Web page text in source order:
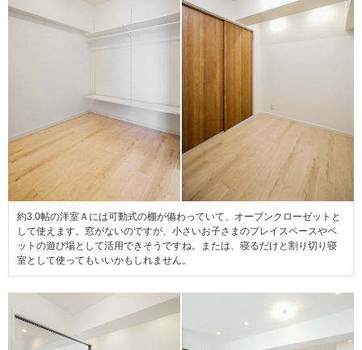
約3.0帖の洋室Ａには可動式の棚が備わっていて、オープンクローゼットと
して使えます。窓がないのですが、小さいお子さまのプレイスペースやペ
ットの遊び場として活用できそうですね。または、寝るだけと割り切り寝
室として使ってもいいかもしれません。